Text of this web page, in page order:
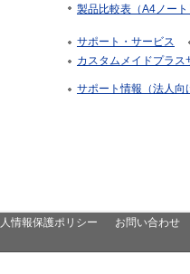
製品比較表（A4ノート
サポート・サービス
カスタムメイドプラス
サポート情報（法人向
情報保護ポリシー お問い合わせ